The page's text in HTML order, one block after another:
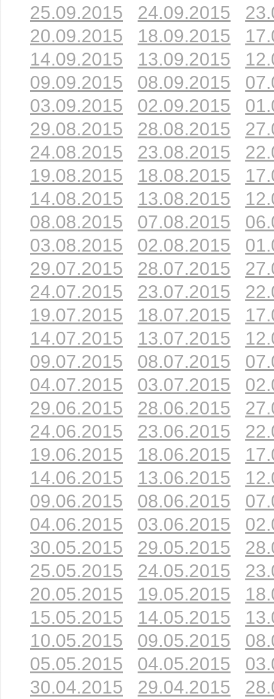
25.09.2015
24.09.2015
20.09.2015
18.09.2015
14.09.2015
13.09.2015
09.09.2015
08.09.2015
03.09.2015
02.09.2015
29.08.2015
28.08.2015
24.08.2015
23.08.2015
19.08.2015
18.08.2015
14.08.2015
13.08.2015
08.08.2015
07.08.2015
03.08.2015
02.08.2015
29.07.2015
28.07.2015
24.07.2015
23.07.2015
19.07.2015
18.07.2015
14.07.2015
13.07.2015
09.07.2015
08.07.2015
04.07.2015
03.07.2015
29.06.2015
28.06.2015
24.06.2015
23.06.2015
19.06.2015
18.06.2015
14.06.2015
13.06.2015
09.06.2015
08.06.2015
04.06.2015
03.06.2015
30.05.2015
29.05.2015
25.05.2015
24.05.2015
20.05.2015
19.05.2015
15.05.2015
14.05.2015
10.05.2015
09.05.2015
05.05.2015
04.05.2015
30.04.2015
29.04.2015